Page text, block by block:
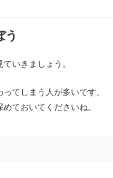
う
いきましょう。
てしまう人が多いです。
ておいてくださいね。